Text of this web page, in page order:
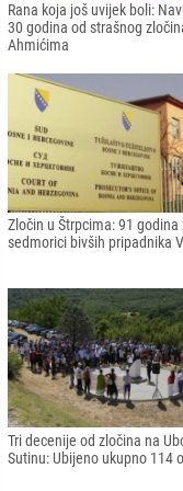
Rana koja još uvijek boli:
30 godina od strašnog
Ahmićima
Zločin u Štrpcima: 91 godina
sedmorici bivših pripadnika
Tri decenije od zločina na
Sutinu: Ubijeno ukupno 114